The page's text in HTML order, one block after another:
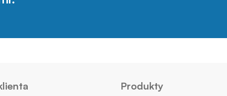
Produkty